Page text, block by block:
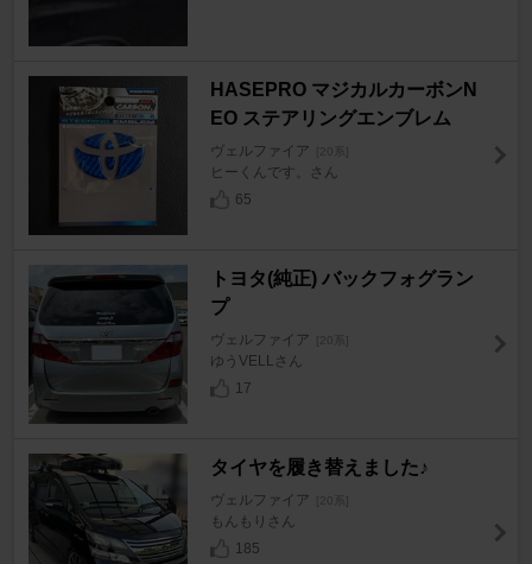
HASEPRO マジカルカーボンN
EO ステアリングエンブレム
ヴェルファイア [20系]
ヒーくんです。さん
65
トヨタ(純正) バックフォグラン
プ
ヴェルファイア [20系]
ゆうVELLさん
17
タイヤを履き替えました♪
ヴェルファイア [20系]
もんもりさん
185